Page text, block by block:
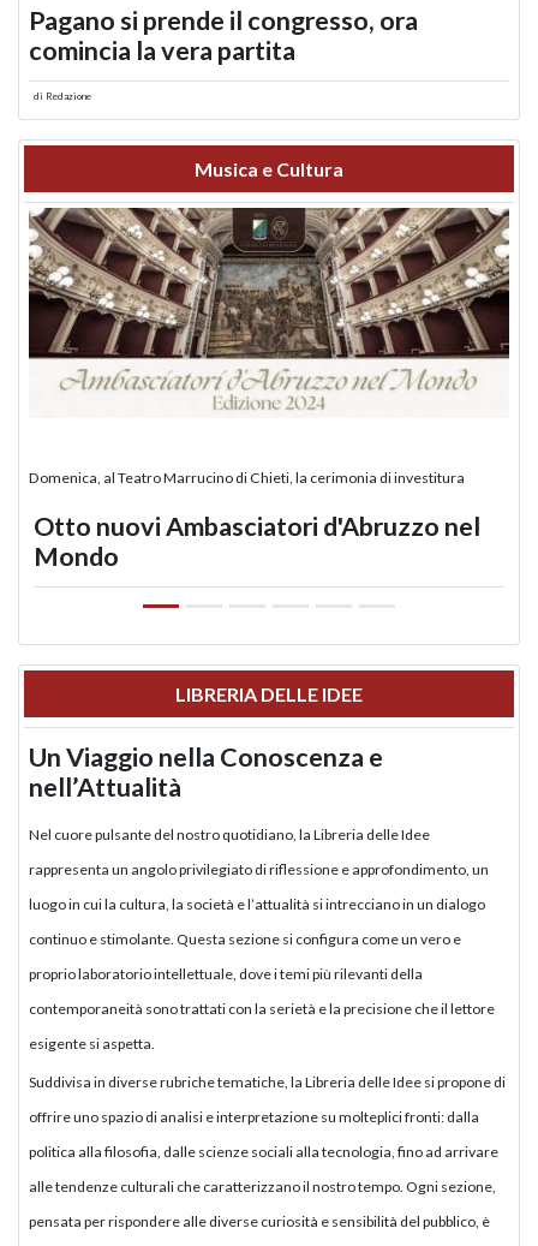
Pagano si prende il congresso, ora
comincia la vera partita
di Redazione
Musica e Cultura
Domenica, al Teatro Marrucino di Chieti, la cerimonia di investitura
Otto nuovi Ambasciatori d'Abruzzo nel
Mondo
LIBRERIA DELLE IDEE
Un Viaggio nella Conoscenza e
nell’Attualità
Nel cuore pulsante del nostro quotidiano, la Libreria delle Idee
rappresenta un angolo privilegiato di riflessione e approfondimento, un
luogo in cui la cultura, la società e l’attualità si intrecciano in un dialogo
continuo e stimolante. Questa sezione si configura come un vero e
proprio laboratorio intellettuale, dove i temi più rilevanti della
contemporaneità sono trattati con la serietà e la precisione che il lettore
esigente si aspetta.
Suddivisa in diverse rubriche tematiche, la Libreria delle Idee si propone di
offrire uno spazio di analisi e interpretazione su molteplici fronti: dalla
politica alla filosofia, dalle scienze sociali alla tecnologia, fino ad arrivare
alle tendenze culturali che caratterizzano il nostro tempo. Ogni sezione,
pensata per rispondere alle diverse curiosità e sensibilità del pubblico, è